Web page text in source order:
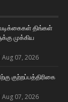
திங்கள்
முக்கிய
Aug 07, 2026
குற்றப்பத்திரிகை
Aug 07, 2026